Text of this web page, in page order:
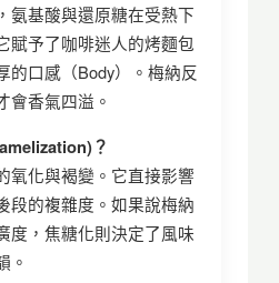
氨基酸與還原糖在受熱下
賦予了咖啡迷人的烤麵包
的口感（Body）。梅納反
會香氣四溢。
？
氧化與褐變。它直接影響
段的複雜度。如果說梅納
度，焦糖化則決定了風味
。